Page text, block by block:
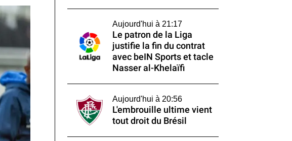
Aujourd'hui à 21:17
Le patron de la Liga
justifie la fin du contrat
avec beIN Sports et tacle
Nasser al-Khelaïfi
Aujourd'hui à 20:56
L'embrouille ultime vient
tout droit du Brésil